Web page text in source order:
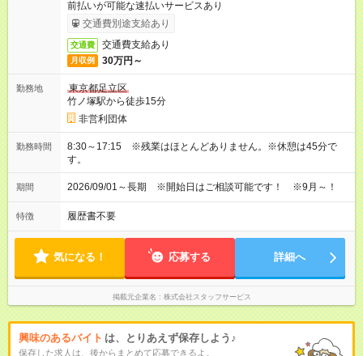
前払いが可能な速払いサービスあり
交通費別途支給あり
交通費 交通費支給あり
月収例 30万円～
勤務地
東京都足立区
竹ノ塚駅から徒歩15分
非営利団体
勤務時間
8:30～17:15 ※残業はほとんどありません。※休憩は45分で
す。
期間 2026/09/01～長期 ※開始日はご相談可能です！ ※9月～！
特徴 履歴書不要
気になる！ 応募する 詳細へ
掲載元企業名 株式会社スタッフサービス
興味のあるバイト は、とりあえず保存しよう♪
保存した求人は、後からまとめて応募できるよ。